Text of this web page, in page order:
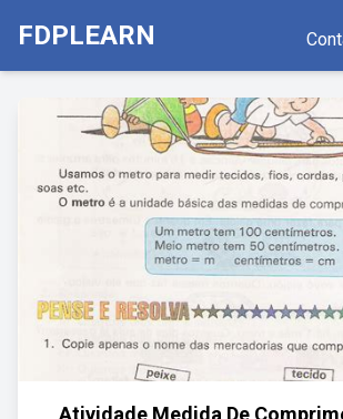
FDPLEARN
Atividade Medida De